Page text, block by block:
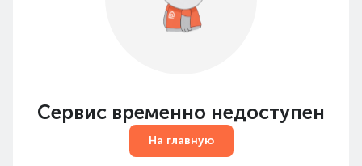
Сервис временно недоступен
На главную